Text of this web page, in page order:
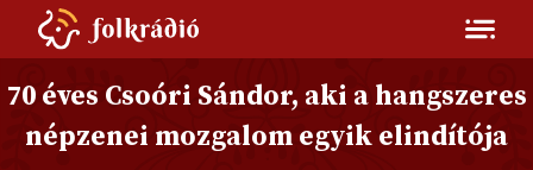
70 éves Csoóri Sándor, aki a hangszeres
népzenei mozgalom egyik elindítója